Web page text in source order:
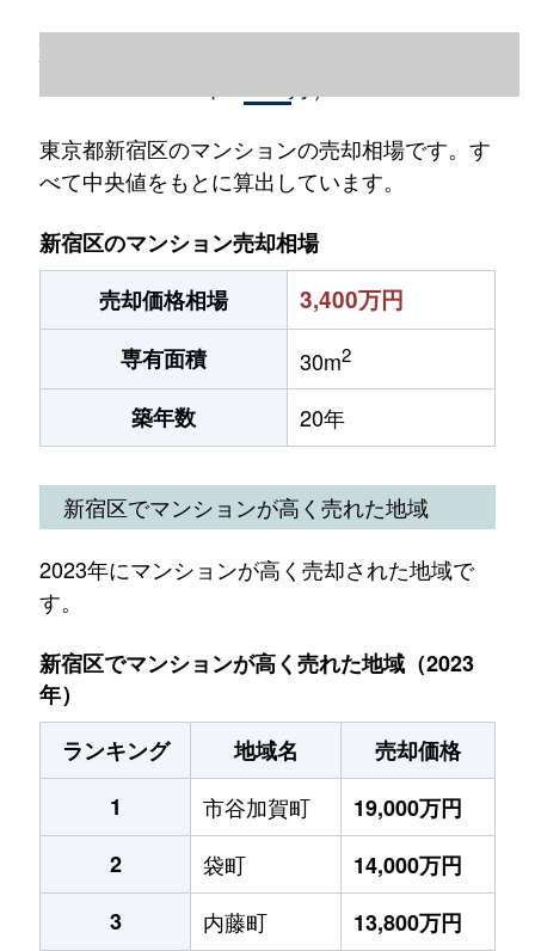
東京都新宿区のマンション売却情報（2023
東京都新宿区のマンションの売却相場です。す
べて中央値をもとに算出しています。
新宿区のマンション売却相場
売却価格相場
3,400万円
専有面積 30m2
築年数 20年
新宿区でマンションが高く売れた地域
2023年にマンションが高く売却された地域で
す。
新宿区でマンションが高く売れた地域（2023
年）
ランキング
地域名
売却価格
1
市谷加賀町
19,000万円
2
袋町
14,000万円
3
内藤町 13,800万円